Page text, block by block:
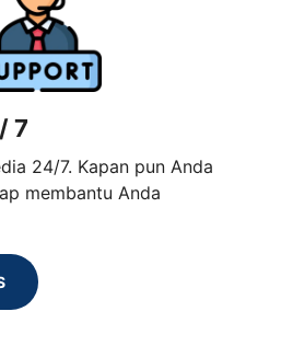
7
24/7. Kapan pun Anda
membantu Anda